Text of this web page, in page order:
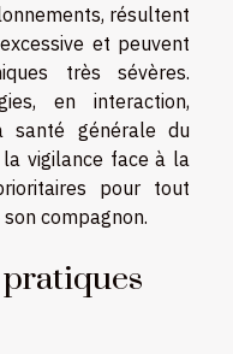
résultent
et peuvent
très sévères.
en interaction,
santé générale du
vigilance face à la
pour tout
compagnon.